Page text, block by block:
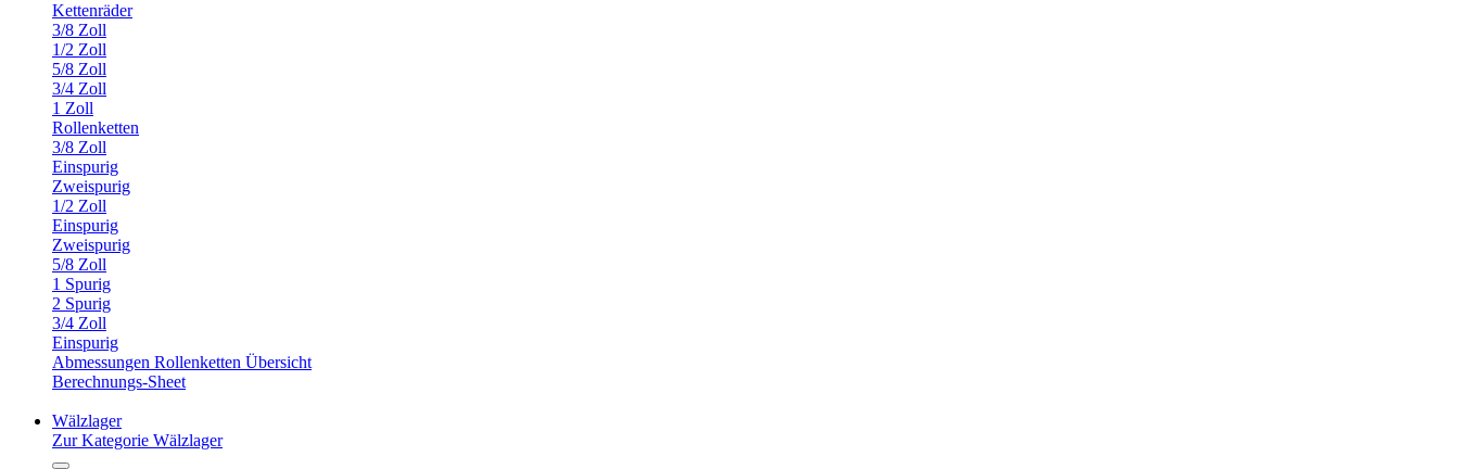
Kettenräder
3/8 Zoll
1/2 Zoll
5/8 Zoll
3/4 Zoll
1 Zoll
Rollenketten
3/8 Zoll
Einspurig
Zweispurig
1/2 Zoll
Einspurig
Zweispurig
5/8 Zoll
1 Spurig
2 Spurig
3/4 Zoll
Einspurig
Abmessungen Rollenketten Übersicht
Berechnungs-Sheet
Wälzlager
Zur Kategorie Wälzlager